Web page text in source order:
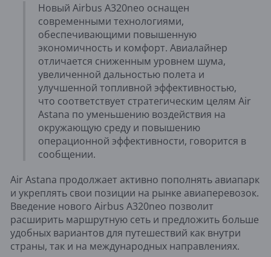
Новый Airbus A320neo оснащен
современными технологиями,
обеспечивающими повышенную
экономичность и комфорт. Авиалайнер
отличается сниженным уровнем шума,
увеличенной дальностью полета и
улучшенной топливной эффективностью,
что соответствует стратегическим целям Air
Astana по уменьшению воздействия на
окружающую среду и повышению
операционной эффективности, говорится в
сообщении.
Air Astana продолжает активно пополнять авиапарк
и укреплять свои позиции на рынке авиаперевозок.
Введение нового Airbus A320neo позволит
расширить маршрутную сеть и предложить больше
удобных вариантов для путешествий как внутри
страны, так и на международных направлениях.